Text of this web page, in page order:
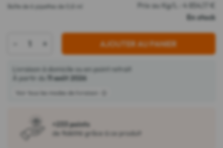
Boîte de 6 pipettes de 0,8 ml
Prix au Kg/L : 4 854,17 €
En stock
+ AJOUTER AU PANIER
Livraison à domicile ou en point retrait
À partir du
11 août 2026
Voir tous les modes de livraison
+233 points
de fidélité grâce à ce produit